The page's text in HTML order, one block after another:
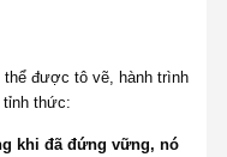
thể được tô vẽ, hành trình
thức:
khi đã đứng vững, nó